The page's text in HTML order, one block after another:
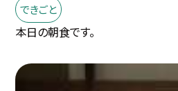
できごと
本日の朝食です。